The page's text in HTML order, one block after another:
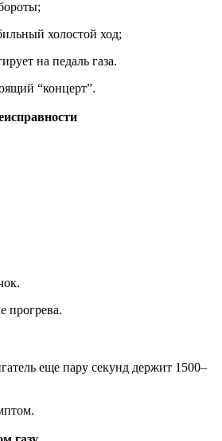
холостой ход;
на педаль газа.
“концерт”.
прогрева.
еще пару секунд держит 1500–